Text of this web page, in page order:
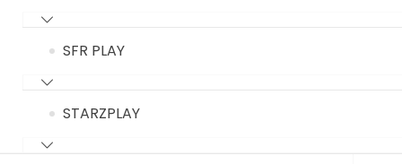
SFR PLAY
STARZPLAY